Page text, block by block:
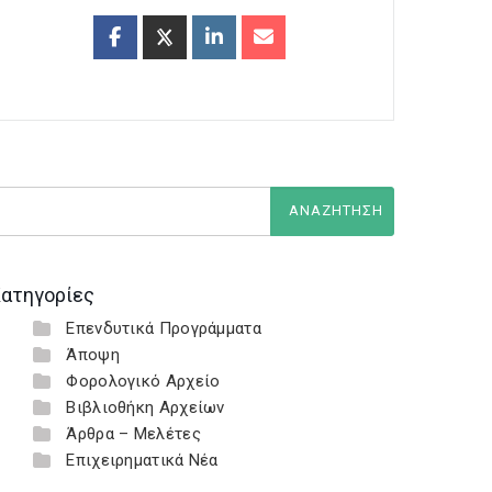
Επενδυτικά Προγράμματα
Άποψη
Φορολογικό Αρχείο
Βιβλιοθήκη Αρχείων
Άρθρα – Μελέτες
Επιχειρηματικά Νέα